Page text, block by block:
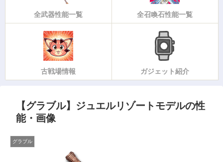
全武器性能一覧 全召喚石性能一覧
古戦場情報 ガジェット紹介
【グラブル】ジュエルリゾートモデルの性
能・画像
グラブル